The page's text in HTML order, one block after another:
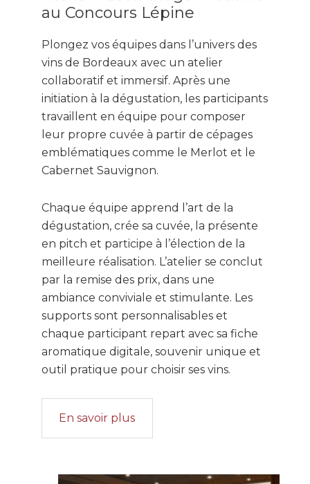
au Concours Lépine
Plongez vos équipes dans l’univers des
vins de Bordeaux avec un atelier
collaboratif et immersif. Après une
initiation à la dégustation, les participants
travaillent en équipe pour composer
leur propre cuvée à partir de cépages
emblématiques comme le Merlot et le
Cabernet Sauvignon.
Chaque équipe apprend l’art de la
dégustation, crée sa cuvée, la présente
en pitch et participe à l’élection de la
meilleure réalisation. L’atelier se conclut
par la remise des prix, dans une
ambiance conviviale et stimulante. Les
supports sont personnalisables et
chaque participant repart avec sa fiche
aromatique digitale, souvenir unique et
outil pratique pour choisir ses vins.
En savoir plus